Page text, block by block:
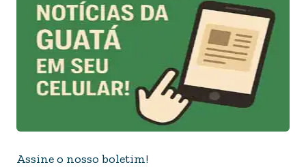
Assine o nosso boletim!